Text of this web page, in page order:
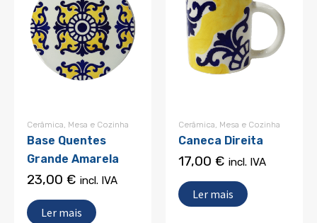
Cerâmica Mesa e Cozinha
Base Quentes
Grande Amarela
23,00 € incl. IVA
Ler mais
Cerâmica Mesa e Cozinha
Caneca Direita
17,00 € incl. IVA
Ler mais